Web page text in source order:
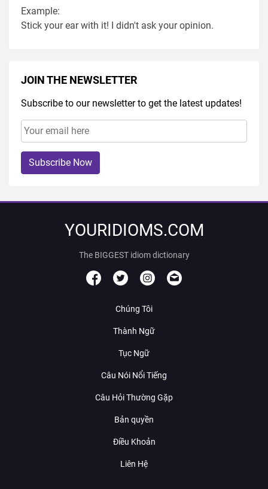
Example:
Stick your ear with it! I didn't ask your opinion.
JOIN THE NEWSLETTER
Subscribe to our newsletter to get the latest updates!
Subscribe Now
YOURIDIOMS.COM
The BIGGEST idiom dictionary
Chúng Tôi
Thành Ngữ
Tục Ngữ
Câu Nói Nổi Tiếng
Câu Hỏi Thường Gặp
Bản quyền
Điều Khoản
Liên Hệ